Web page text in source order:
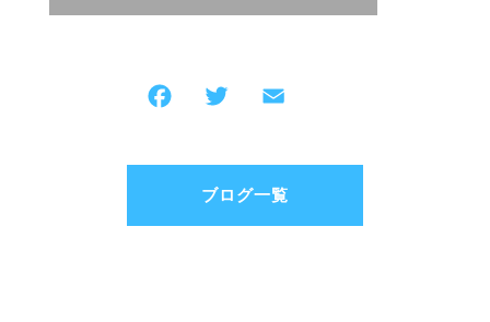
F
c
e
b
T
itt
er
ai
ブログ一覧